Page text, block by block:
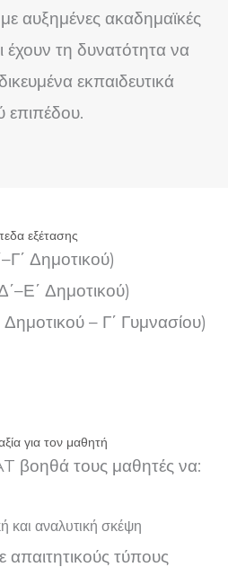
αυξημένες ακαδημαϊκές
έχουν τη δυνατότητα να
εκπαιδευτικά
εξέτασης
Δημοτικού)
Δημοτικού)
– Γ΄ Γυμνασίου)
αξία για τον μαθητή
βοηθά τους μαθητές να:
και αναλυτική σκέψη
απαιτητικούς τύπους